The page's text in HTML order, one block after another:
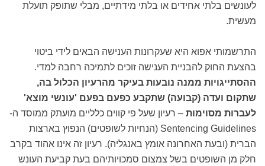
לעונשים בלתי אחידים או בלתי מידתיים, מבלי שתופק תועלת
מעשית.
התרשמותי אפוא היא שעקרונות הענישה הבאים לידי ביטוי
בהצעת החוק להבניית הענישה זוכים לתמיכה רחבה למדי.
ההסתייגויות ממנה נובעות בעיקר מהרעיון הכלול בה,
שתקום ועדה (קבועה) שתקבע כפעם בפעם 'עונשי מוצא'
לעברות מסוימות – רעיון שעל פי קווים כלליים מועתק ממוסד ה-
Sentencing Guidelines (הנחיות לשופטים) הנפוץ בארצות
הברית (ובעת האחרונה אומץ באנגליה). רעיון זה אינו אהוד בקרב
חלק מן השופטים בשל צמצום סמכויותיהם בעת קביעת העונש